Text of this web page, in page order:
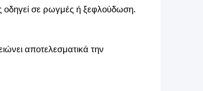
οδηγεί σε ρωγμές ή ξεφλούδωση.
αποτελεσματικά την